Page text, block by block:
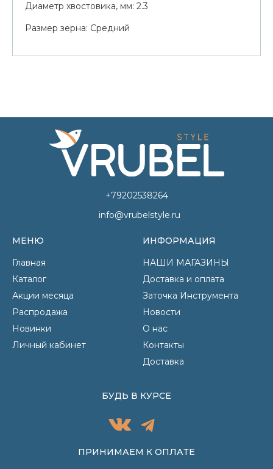
Диаметр хвостовика, мм: 2.3
Размер зерна: Средний
+79202538264
info@vrubelstyle.ru
МЕНЮ
Главная
Каталог
Акции месяца
Распродажа
Новинки
Личный кабинет
ИНФОРМАЦИЯ
НАШИ МАГАЗИНЫ
Доставка и оплата
Заточка Инструмента
Новости
О нас
Контакты
Доставка
ПРИНИМАЕМ К ОПЛАТЕ
БУДЬ В КУРСЕ